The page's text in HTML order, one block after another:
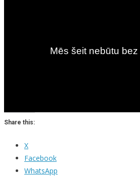
Share this:
X
Facebook
WhatsApp